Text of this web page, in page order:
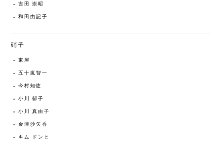
吉田 崇昭
和田由記子
硝子
東屋
五十嵐智一
今村知佐
小川 郁子
小川 真由子
金津沙矢香
キム ドンヒ